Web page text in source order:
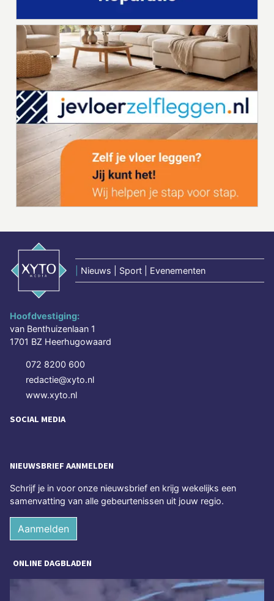
Nieuws | Sport | Evenementen
Hoofdvestiging:
van Benthuizenlaan 1
1701 BZ Heerhugowaard
072 8200 600
redactie@xyto.nl
www.xyto.nl
SOCIAL MEDIA
NIEUWSBRIEF AANMELDEN
Schrijf je in voor onze nieuwsbrief en krijg wekelijks een
samenvatting van alle gebeurtenissen uit jouw regio.
Aanmelden
ONLINE DAGBLADEN